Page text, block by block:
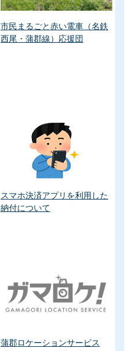
市民まるごと赤い電車（名鉄
西尾・蒲郡線）応援団
スマホ決済アプリを利用した
納付について
蒲郡ロケーションサービス